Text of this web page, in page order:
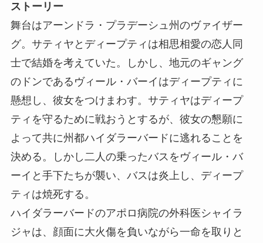
ストーリー
舞台はアーンドラ・プラデーシュ州のヴァイザー
グ。サティヤとディープティは相思相愛の恋人同
士で結婚を考えていた。しかし、地元のギャング
のドンであるヴィール・バーイはディープティに
懸想し、彼女をつけまわす。サティヤはディープ
ティを守るために戦おうとするが、彼女の懇願に
よって共に州都ハイダラーバードに逃れることを
決める。しかし二人の乗ったバスをヴィール・バ
ーイと手下たちが襲い、バスは炎上し、ディープ
ティは焼死する。
ハイダラーバードのアポロ病院の外科医シャイラ
ジャは、顔面に大火傷を負いながら一命を取りと